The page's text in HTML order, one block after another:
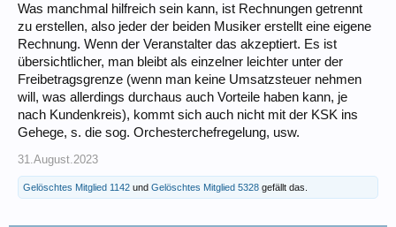
Was manchmal hilfreich sein kann, ist Rechnungen getrennt
zu erstellen, also jeder der beiden Musiker erstellt eine eigene
Rechnung. Wenn der Veranstalter das akzeptiert. Es ist
übersichtlicher, man bleibt als einzelner leichter unter der
Freibetragsgrenze (wenn man keine Umsatzsteuer nehmen
will, was allerdings durchaus auch Vorteile haben kann, je
nach Kundenkreis), kommt sich auch nicht mit der KSK ins
Gehege, s. die sog. Orchesterchefregelung, usw.
31.August.2023
Gelöschtes Mitglied 1142 und Gelöschtes Mitglied 5328 gefällt das.